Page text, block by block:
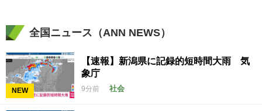
全国ニュース（ANN NEWS）
NEW
【速報】新潟県に記録的短時間大雨 気
象庁
9分前 社会